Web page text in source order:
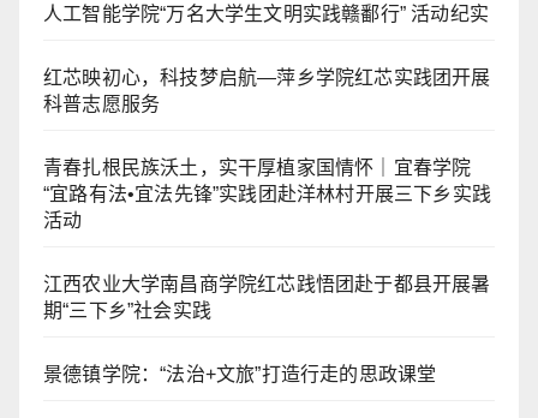
人工智能学院“万名大学生文明实践赣鄱行” 活动纪实
红芯映初心，科技梦启航—萍乡学院红芯实践团开展
科普志愿服务
青春扎根民族沃土，实干厚植家国情怀｜宜春学院
“宜路有法•宜法先锋”实践团赴洋林村开展三下乡实践
活动
江西农业大学南昌商学院红芯践悟团赴于都县开展暑
期“三下乡”社会实践
景德镇学院：“法治+文旅”打造行走的思政课堂